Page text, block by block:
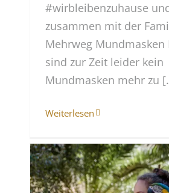
#wirbleibenzuhause
zusammen mit der
Mehrweg Mundmasken
sind zur Zeit leider kein
Mundmasken mehr zu
Weiterlesen